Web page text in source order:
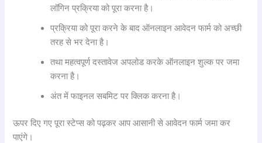
लॉगिन प्रक्रिया को पूरा करना है।
प्रक्रिया को पूरा करने के बाद ऑनलाइन आवेदन फार्म को अच्छी
तरह से भर देना है।
तथा महत्वपूर्ण दस्तावेज अपलोड करके ऑनलाइन शुल्क पर जमा
करना है।
अंत में फाइनल सबमिट पर क्लिक करना है।
ऊपर दिए गए पूरा स्टेप्स को पढ़कर आप आसानी से आवेदन फार्म जमा कर
पाएंगे।